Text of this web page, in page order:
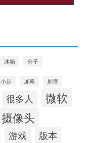
冰箱 分子
小步 屏幕 屏障
很多人 微软
摄像头
游戏
版本